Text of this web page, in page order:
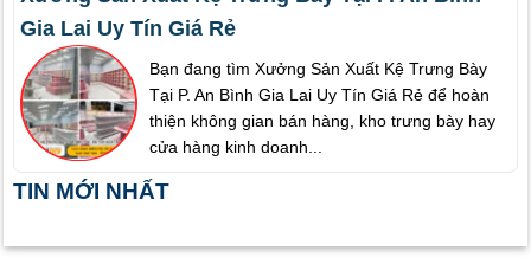
Gia Lai Uy Tín Giá Rẻ
Bạn đang tìm Xưởng Sản Xuất Kệ Trưng Bày
Tại P. An Bình Gia Lai Uy Tín Giá Rẻ để hoàn
thiện không gian bán hàng, kho trưng bày hay
cửa hàng kinh doanh...
TIN MỚI NHẤT